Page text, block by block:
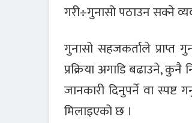
गरी÷गुनासो पठाउन सक्ने
गुनासो सहजकर्ताले प्राप्त
प्रक्रिया अगाडि बढाउने, कुनै
जानकारी दिनुपर्ने वा
मिलाइएको छ ।